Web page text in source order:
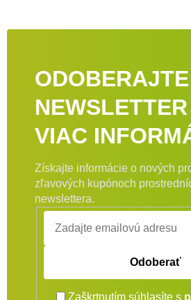
VIAC
Získajte informácie o nových
zľavových kupónoch
newslettera.
Odoberať
Zaškrtnutím súhlasíte s